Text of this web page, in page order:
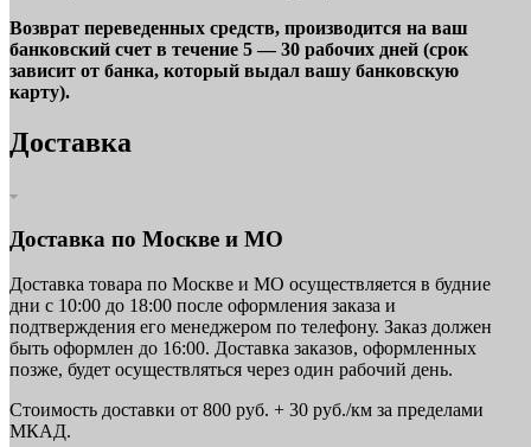
Возврат переведенных средств, производится на ваш
банковский счет в течение 5 — 30 рабочих дней (срок
зависит от банка, который выдал вашу банковскую
карту).
Доставка
Доставка по Москве и МО
Доставка товара по Москве и МО осуществляется в будние
дни с 10:00 до 18:00 после оформления заказа и
подтверждения его менеджером по телефону. Заказ должен
быть оформлен до 16:00. Доставка заказов, оформленных
позже, будет осуществляться через один рабочий день.
Стоимость доставки от 800 руб. + 30 руб./км за пределами
МКАД.